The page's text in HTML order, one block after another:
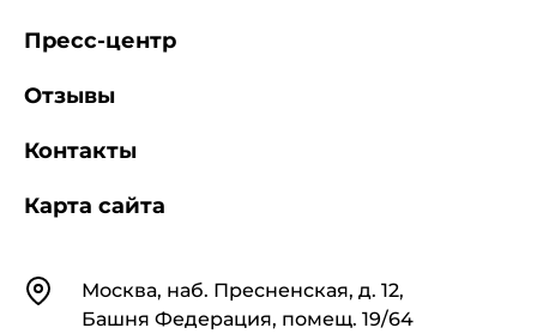
аппаратура" далее используется для
контрольной аппаратуры.
2 Нормативные ссылки
КонтактыМосква, наб. Пресненская, д. 12,
Башня Федерация, помещ. 19/64
Пресс-центр
Отзывы
Контакты
Карта сайта